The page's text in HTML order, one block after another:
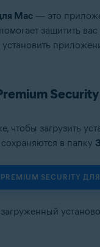
/ Pro / Enterprise /
/ Pro / Enterprise /
Pro / Enterprise — 32-
Sierra)
Mac— это
защитить
установить
Security
чтобы загрузить
в папку
SECURITY